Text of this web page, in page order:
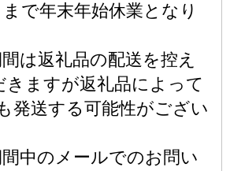
で年末年始休業となり
は返礼品の配送を控え
きますが返礼品によって
発送する可能性がござい
中のメールでのお問い